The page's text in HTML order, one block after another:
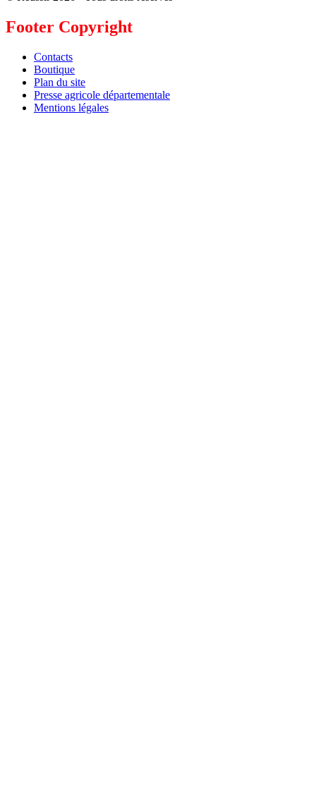
Footer Copyright
Contacts
Boutique
Plan du site
Presse agricole départementale
Mentions légales